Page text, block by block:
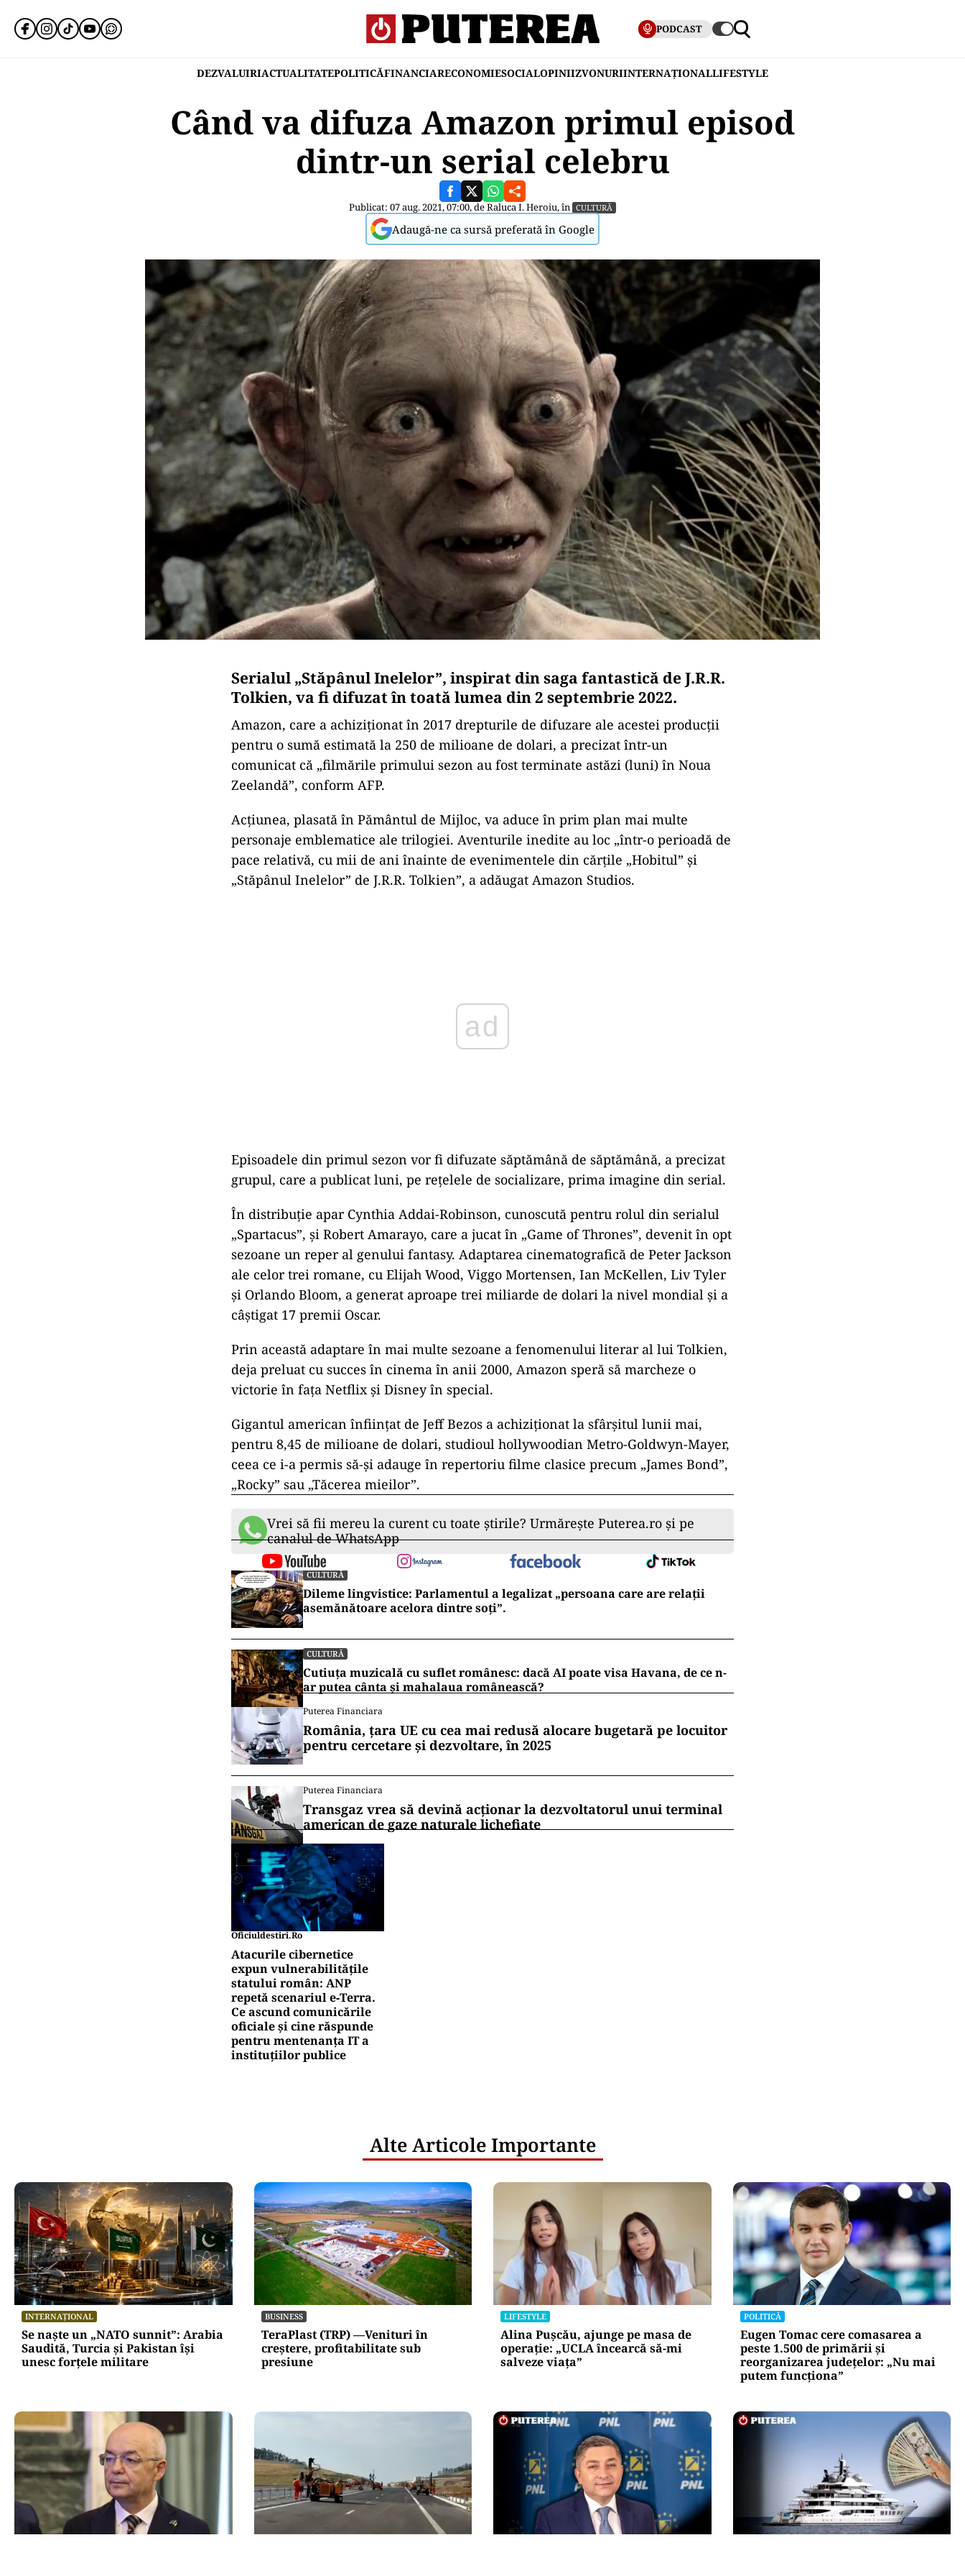
PODCAST
DEZVALUIRIACTUALITATEPOLITICĂFINANCIARECONOMIESOCIALOPINIIZVONURIINTERNAȚIONALLIFESTYLE
Când va difuza Amazon primul episod
dintr-un serial celebru
Publicat: 07 aug. 2021, 07:00, deRaluca I. Heroiu, în CULTURĂ
Adaugă-ne ca sursă preferată în Google
Serialul „Stăpânul Inelelor”, inspirat din saga fantastică de J.R.R.
Tolkien, va fi difuzat în toată lumea din 2 septembrie 2022.
Amazon, care a achiziţionat în 2017 drepturile de difuzare ale acestei producţii
pentru o sumă estimată la 250 de milioane de dolari, a precizat într-un
comunicat că „filmările primului sezon au fost terminate astăzi (luni) în Noua
Zeelandă”, conform AFP.
Acţiunea, plasată în Pământul de Mijloc, va aduce în prim plan mai multe
personaje emblematice ale trilogiei. Aventurile inedite au loc „într-o perioadă de
pace relativă, cu mii de ani înainte de evenimentele din cărţile „Hobitul” şi
„Stăpânul Inelelor” de J.R.R. Tolkien”, a adăugat Amazon Studios.
Episoadele din primul sezon vor fi difuzate săptămână de săptămână, a precizat
grupul, care a publicat luni, pe reţelele de socializare, prima imagine din serial.
În distribuţie apar Cynthia Addai-Robinson, cunoscută pentru rolul din serialul
„Spartacus”, şi Robert Amarayo, care a jucat în „Game of Thrones”, devenit în opt
sezoane un reper al genului fantasy. Adaptarea cinematografică de Peter Jackson
ale celor trei romane, cu Elijah Wood, Viggo Mortensen, Ian McKellen, Liv Tyler
şi Orlando Bloom, a generat aproape trei miliarde de dolari la nivel mondial şi a
câştigat 17 premii Oscar.
Prin această adaptare în mai multe sezoane a fenomenului literar al lui Tolkien,
deja preluat cu succes în cinema în anii 2000, Amazon speră să marcheze o
victorie în faţa Netflix şi Disney în special.
Gigantul american înfiinţat de Jeff Bezos a achiziţionat la sfârşitul lunii mai,
pentru 8,45 de milioane de dolari, studioul hollywoodian Metro-Goldwyn-Mayer,
ceea ce i-a permis să-şi adauge în repertoriu filme clasice precum „James Bond”,
„Rocky” sau „Tăcerea mieilor”.
Vrei să fii mereu la curent cu toate știrile? Urmărește Puterea.ro și pe
canalul de WhatsApp
CULTURĂ
Dileme lingvistice: Parlamentul a legalizat „persoana care are relații
asemănătoare acelora dintre soți”.
CULTURĂ
Cutiuța muzicală cu suflet românesc: dacă AI poate visa Havana, de ce n-
ar putea cânta și mahalaua românească?
Puterea Financiara
România, țara UE cu cea mai redusă alocare bugetară pe locuitor
pentru cercetare și dezvoltare, în 2025
Puterea Financiara
Transgaz vrea să devină acționar la dezvoltatorul unui terminal
american de gaze naturale lichefiate
Oficiuldestiri.ro
Atacurile cibernetice
expun vulnerabilitățile
statului român: ANP
repetă scenariul e‑Terra.
Ce ascund comunicările
oficiale și cine răspunde
pentru mentenanța IT a
instituțiilor publice
Alte Articole Importante
INTERNAȚIONAL
Se naște un „NATO sunnit”: Arabia
Saudită, Turcia și Pakistan își
unesc forțele militare
BUSINESS
TeraPlast (TRP) —Venituri în
creștere, profitabilitate sub
presiune
LIFESTYLE
Alina Pușcău, ajunge pe masa de
operație: „UCLA încearcă să-mi
salveze viața”
POLITICĂ
Eugen Tomac cere comasarea a
peste 1.500 de primării și
reorganizarea județelor: „Nu mai
putem funcționa”